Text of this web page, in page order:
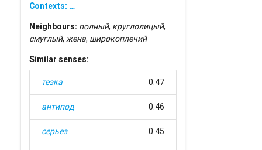
Contexts: …
Neighbours: полный, круглолицый,
смуглый,жена, широкоплечий
Similar senses:
тезка 0.47
антипод 0.46
серьез 0.45